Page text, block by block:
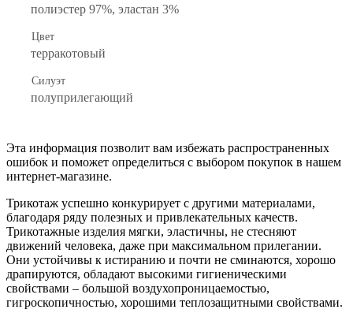
полиэстер 97%, эластан 3%
Цвет
терракотовый
Силуэт
полуприлегающий
Эта информация позволит вам избежать распространенных
ошибок и поможет определиться с выбором покупок в нашем
интернет-магазине.
Трикотаж успешно конкурирует с другими материалами,
благодаря ряду полезных и привлекательных качеств.
Трикотажные изделия мягки, эластичны, не стесняют
движений человека, даже при максимальном прилегании.
Они устойчивы к истиранию и почти не сминаются, хорошо
драпируются, обладают высокими гигиеническими
свойствами – большой воздухопроницаемостью,
гигроскопичностью, хорошими теплозащитными свойствами.